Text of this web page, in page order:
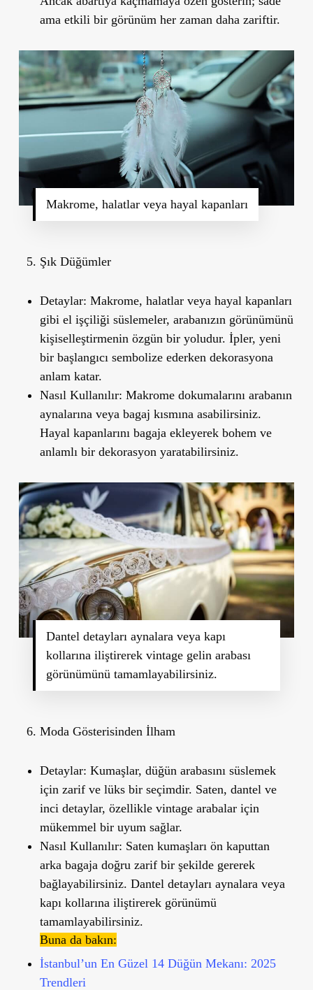
ama etkili bir görünüm her zaman daha zariftir.
Makrome, halatlar veya hayal kapanları
Şık Düğümler
Detaylar: Makrome, halatlar veya hayal kapanları
gibi el işçiliği süslemeler, arabanızın görünümünü
kişiselleştirmenin özgün bir yoludur. İpler, yeni
bir başlangıcı sembolize ederken dekorasyona
anlam katar.
Nasıl Kullanılır: Makrome dokumalarını arabanın
aynalarına veya bagaj kısmına asabilirsiniz.
Hayal kapanlarını bagaja ekleyerek bohem ve
anlamlı bir dekorasyon yaratabilirsiniz.
Dantel detayları aynalara veya kapı
kollarına iliştirerek vintage gelin arabası
görünümünü tamamlayabilirsiniz.
Moda Gösterisinden İlham
Detaylar: Kumaşlar, düğün arabasını süslemek
için zarif ve lüks bir seçimdir. Saten, dantel ve
inci detaylar, özellikle vintage arabalar için
mükemmel bir uyum sağlar.
Nasıl Kullanılır: Saten kumaşları ön kaputtan
arka bagaja doğru zarif bir şekilde gererek
bağlayabilirsiniz. Dantel detayları aynalara veya
kapı kollarına iliştirerek görünümü
tamamlayabilirsiniz.
Buna da bakın:
İstanbul’un En Güzel 14 Düğün Mekanı: 2025
Trendleri